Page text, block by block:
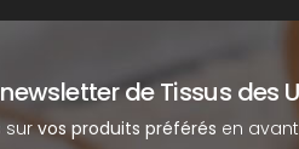
de Tissus des
survos produits préférés en